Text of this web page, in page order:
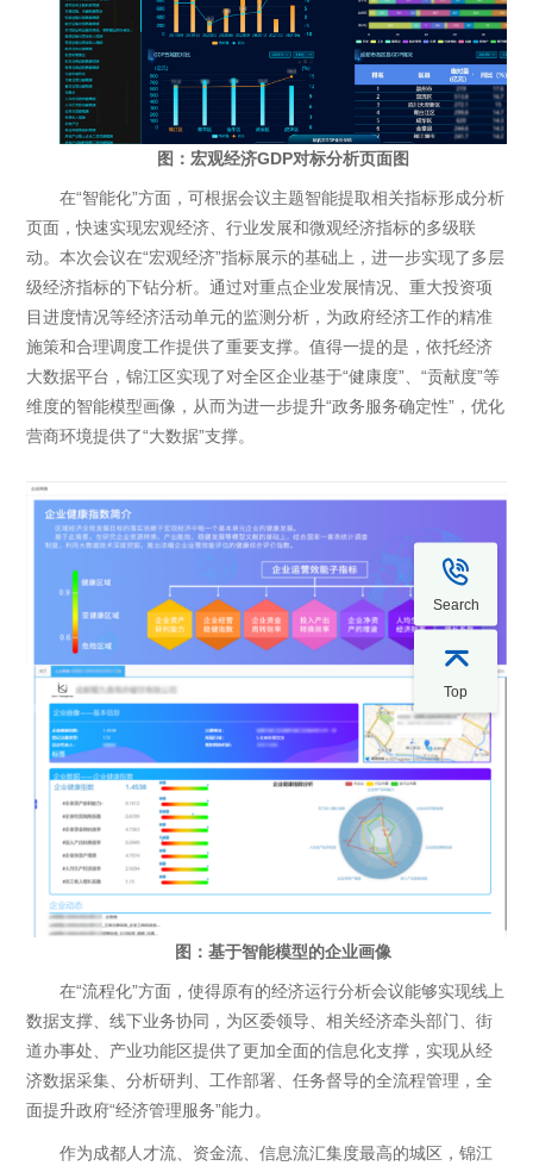
图：宏观经济GDP对标分析页面图
在“智能化”方面，可根据会议主题智能提取相关指标形成分析
页面，快速实现宏观经济、行业发展和微观经济指标的多级联
动。本次会议在“宏观经济”指标展示的基础上，进一步实现了多层
级经济指标的下钻分析。通过对重点企业发展情况、重大投资项
目进度情况等经济活动单元的监测分析，为政府经济工作的精准
施策和合理调度工作提供了重要支撑。值得一提的是，依托经济
大数据平台，锦江区实现了对全区企业基于“健康度”、“贡献度”等
维度的智能模型画像，从而为进一步提升“政务服务确定性”，优化
营商环境提供了“大数据”支撑。
图：基于智能模型的企业画像
在“流程化”方面，使得原有的经济运行分析会议能够实现线上
数据支撑、线下业务协同，为区委领导、相关经济牵头部门、街
道办事处、产业功能区提供了更加全面的信息化支撑，实现从经
济数据采集、分析研判、工作部署、任务督导的全流程管理，全
面提升政府“经济管理服务”能力。
作为成都人才流、资金流、信息流汇集度最高的城区，锦江

Search

Top